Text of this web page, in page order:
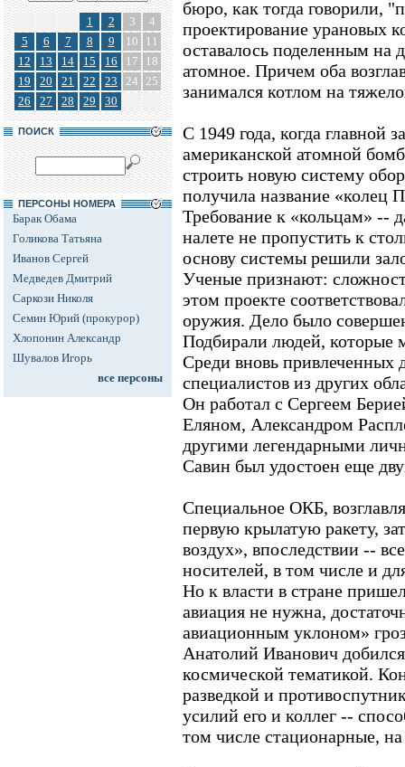
1 2 3
4
5
6 7 8 9 10
11
12
13 14 15 16 17
18
19
20 21 22 23 24 25
26
27 28 29 30
ПОИСК
ПЕРСОНЫ НОМЕРА
Барак Обама
Голикова Татьяна
Иванов Сергей
Медведев Дмитрий
Саркози Николя
Семин Юрий (прокурор)
Хлопонин Александр
Шувалов Игорь
все персоны
бюро, как тогда говорили,
проектирование урановых
оставалось поделенным на
атомное. Причем оба
занимался котлом на
С 1949 года, когда главной
американской атомной
строить новую систему
получила название «колец
Требование к «кольцам» --
налете не пропустить к
основу системы решили
Ученые признают:
этом проекте
оружия. Дело было
Подбирали людей, которые
Среди вновь привлеченных
специалистов из других
Он работал с Сергеем
Еляном, Александром
другими легендарными
Савин был удостоен еще
Специальное ОКБ,
первую крылатую ракету,
воздух», впоследствии --
носителей, в том числе и
Но к власти в стране
авиация не нужна,
авиационным уклоном»
Анатолий Иванович
космической тематикой.
разведкой и
усилий его и коллег --
том числе стационарные,